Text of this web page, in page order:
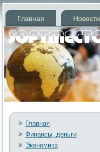
Главная Новости
Главная
Финансы, деньги
Экономика